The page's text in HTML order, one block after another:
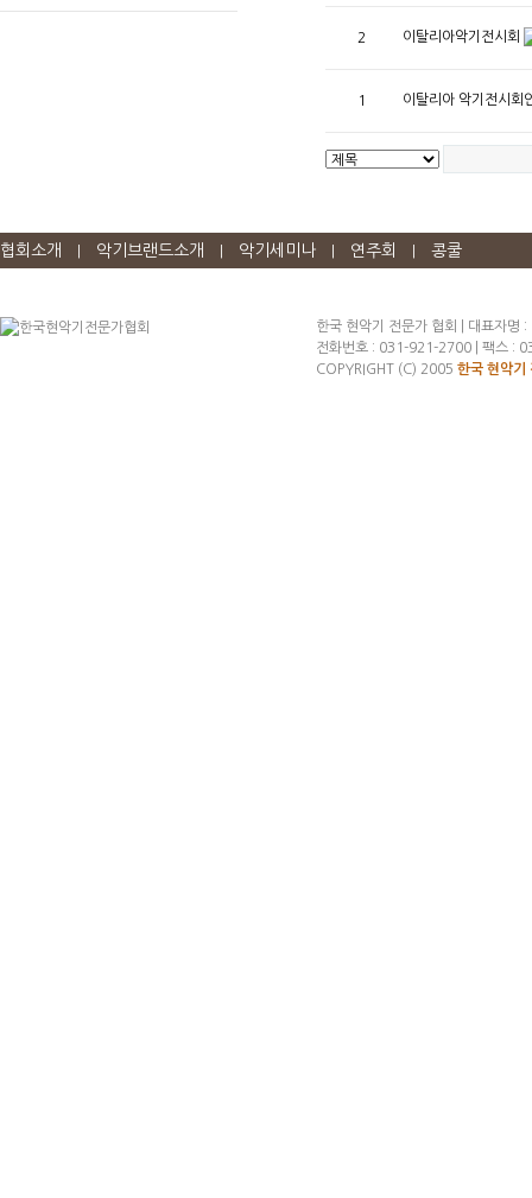
2 이탈리아악기전시회
1 이탈리아 악기전시회
협회소개 악기브랜드소개 악기세미나 연주회 콩쿨
한국 현악기 전문가 협회 | 대표자명
전화번호 : 031-921-2700 | 팩스 :
COPYRIGHT (C) 2005 한국 현악기